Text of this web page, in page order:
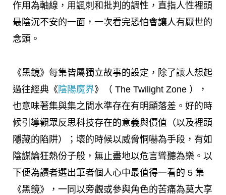
作用為軸線，用諷刺和批判的調性，直指人性裡頭
最陰沉不安的一面，一次看完恐怕會讓人有厭世的
念頭。
《黑鏡》每集皆屬獨立故事的設定，除了讓人想起
過往經典《 陰陽魔界》（ The Twilight Zone ），
也意味著集與集之間水準存在有明顯落差。好的時
候引導觀眾反思科技存在的意義與價值（以及裡頭
隱藏的陷阱）；壞的時候以威脅恫嚇為手段，有如
陰謀論狂熱份子般，無止盡地以危言聳聽為樂。以
下便為讀者選出筆者個人心中最值得一看的 5 集
《黑鏡》，一同以旁觀或參與角色的苦痛為莫大享